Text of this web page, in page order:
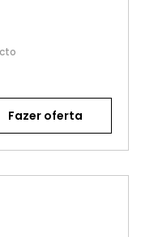
Fazer oferta